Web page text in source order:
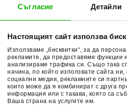
Съгласие Детайли
Настоящият сайт използва
Използваме „бисквитки“, за да
рекламите, да предоставяме функции
анализираме трафика си. Също така
начина, по който използвате сайта ни,
социални медии, рекламните си
които може да я комбинират с друга
информация или с такава, която са
Ваша страна на услугите им.
Методи доставка
Начини плащане
Връщане на стока
Общи условия
Поверителност
Политика за бисквитки